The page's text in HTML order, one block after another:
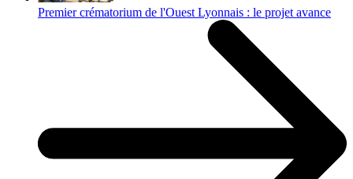
Premier crématorium de l'Ouest Lyonnais : le projet avance